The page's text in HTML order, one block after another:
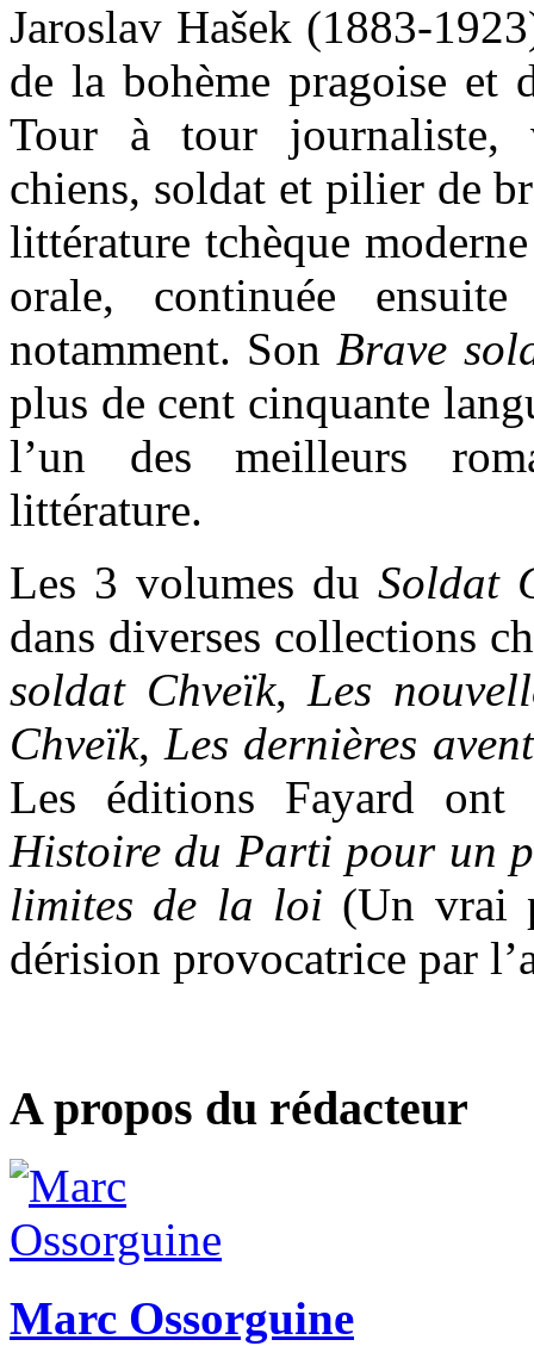
Jaroslav Hašek (1883-
de la bohème pragoise et
Tour à tour journaliste,
chiens, soldat et pilier de
littérature tchèque
orale, continuée
notamment. Son Brave
plus de cent cinquante
l’un des meilleurs
littérature.
Les 3 volumes du Soldat
dans diverses collections
soldat Chveïk, Les
Chveïk,Les dernières
Les éditions Fayard
Histoire du Parti pour un
limites de la loi (Un vrai
dérision provocatrice par
A propos du rédacteur
Marc Ossorguine